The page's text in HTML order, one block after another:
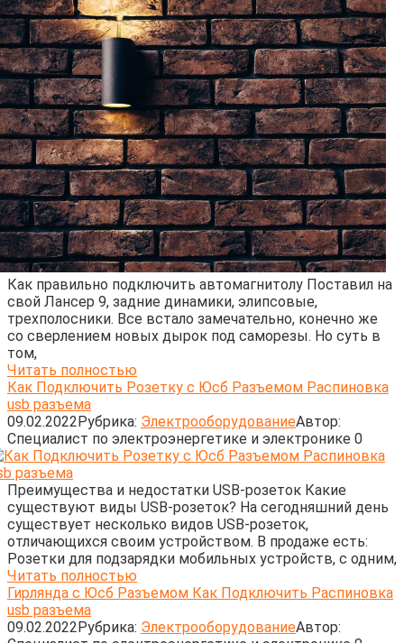
Как правильно подключить автомагнитолу Поставил на
свой Лансер 9, задние динамики, элипсовые,
трехполосники. Все встало замечательно, конечно же
со сверлением новых дырок под саморезы. Но суть в
том,
Читать полностью
Как Подключить Розетку с Юсб Разъемом Распиновка
usb разъема
09.02.2022Рубрика: ЭлектрооборудованиеАвтор:
Cпециалист по электроэнергетике и электронике 0
Преимущества и недостатки USB-розеток Какие
существуют виды USB-розеток? На сегодняшний день
существует несколько видов USB-розеток,
отличающихся своим устройством. В продаже есть:
Розетки для подзарядки мобильных устройств, с одним,
Читать полностью
Гирлянда с Юсб Разъемом Как Подключить Распиновка
usb разъема
09.02.2022Рубрика: ЭлектрооборудованиеАвтор: